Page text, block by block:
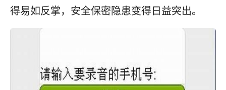
得易如反掌，安全保密隐患变得日益突出。